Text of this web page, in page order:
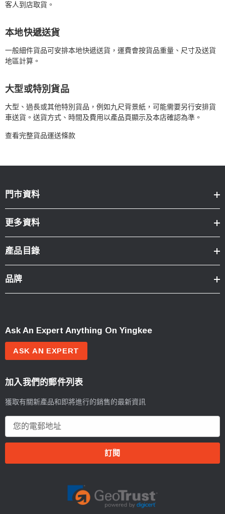
客人到店取貨。
本地快遞送貨
一般細件貨品可安排本地快遞送貨，運費會按貨品重量、尺寸及送貨
地區計算。
大型或特別貨品
大型、過長或其他特別貨品，例如九尺背景紙，可能需要另行安排貨
車送貨。送貨方式、時間及費用以產品頁顯示及本店確認為準。
查看完整貨品運送條款
門市資料
更多資料
產品目錄
品牌
Ask An Expert Anything On Yingkee
ASK AN EXPERT
加入我們的郵件列表
獲取有關新產品和即將進行的銷售的最新資訊
郵